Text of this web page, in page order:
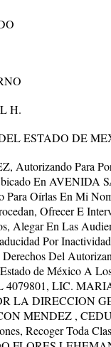
H.
ESTADO DE
Para
En AVENIDA
Oírlas En Mi
Ofrecer E
Alegar En Las
Por
Derechos Del
de México A
LIC.
LA DIRECCION
MENDEZ ,
Recoger Toda